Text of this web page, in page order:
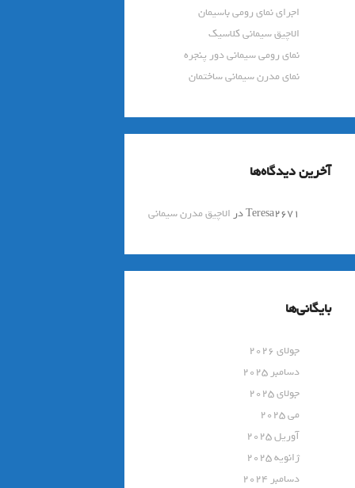
اجرای نمای رومی باسیمان
الاچیق سیمانی کلاسیک
نمای رومی سیمانی دور پنجره
نمای مدرن سیمانی ساختمان
آخرین دیدگاه‌ها
Teresa2671در الاچیق مدرن سیمانی
بایگانی‌ها
جولای 2026
دسامبر 2025
جولای 2025
می 2025
آوریل 2025
ژانویه 2025
دسامبر 2024